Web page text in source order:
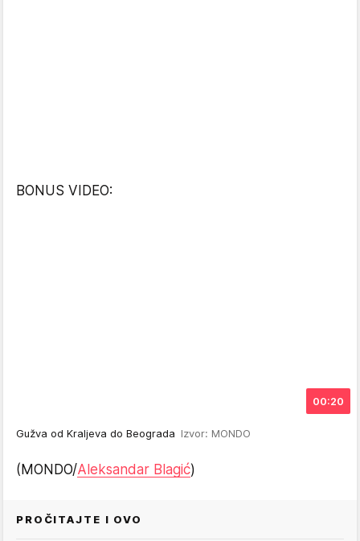
BONUS VIDEO:
00:20
Gužva od Kraljeva do Beograda Izvor: MONDO
(MONDO/Aleksandar Blagić)
PROČITAJTE I OVO